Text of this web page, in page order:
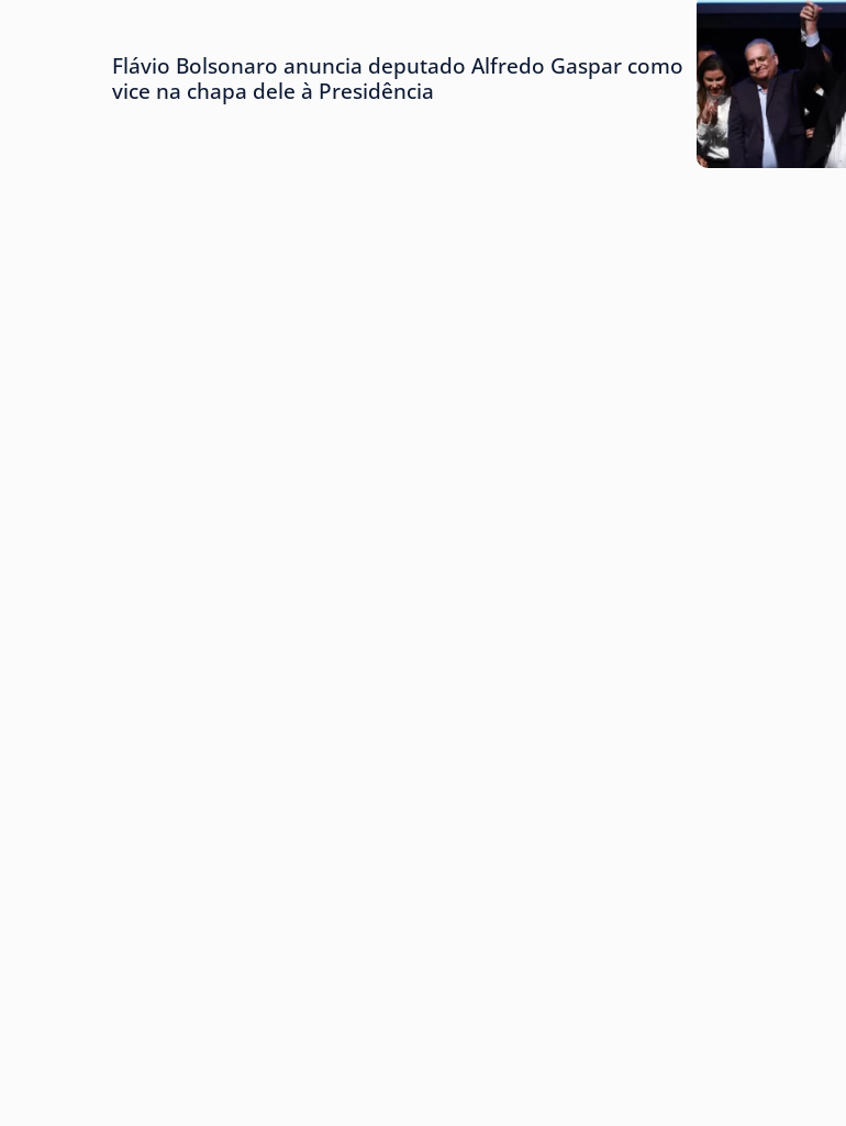
Flávio Bolsonaro anuncia deputado Alfredo Gaspar como
vice na chapa dele à Presidência